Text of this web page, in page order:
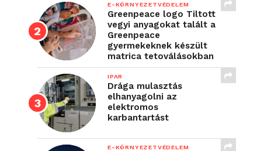
E-KÖRNYEZETVÉDELEM
Greenpeace logo Tiltott
vegyi anyagokat talált a
Greenpeace
gyermekeknek készült
matrica tetoválásokban
IPAR
Drága mulasztás
elhanyagolni az
elektromos
karbantartást
E-KÖRNYEZETVÉDELEM